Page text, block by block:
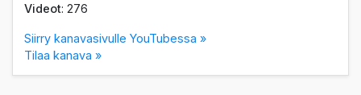
Videot: 276
Siirry kanavasivulle YouTubessa »
Tilaa kanava »